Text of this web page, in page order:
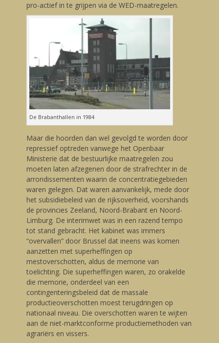
pro-actief in te grijpen via de WED-maatregelen.
De Brabanthallen in 1984
Maar die hoorden dan wel gevolgd te worden door
repressief optreden vanwege het Openbaar
Ministerie dat de bestuurlijke maatregelen zou
moeten laten afzegenen door de strafrechter in de
arrondissementen waarin de concentratiegebieden
waren gelegen. Dat waren aanvankelijk, mede door
het subsidiebeleid van de rijksoverheid, voorshands
de provincies Zeeland, Noord-Brabant en Noord-
Limburg. De interimwet was in een razend tempo
tot stand gebracht. Het kabinet was immers
“overvallen” door Brussel dat ineens was komen
aanzetten met superheffingen op
mestoverschotten, aldus de memorie van
toelichting. Die superheffingen waren, zo orakelde
die memorie, onderdeel van een
contingenteringsbeleid dat de massale
productieoverschotten moest terugdringen op
nationaal niveau. Die overschotten waren te wijten
aan de niet-marktconforme productiemethoden van
agrariërs en vissers.